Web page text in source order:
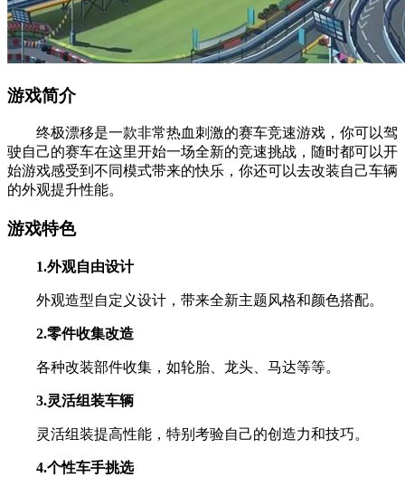
游戏简介
终极漂移是一款非常热血刺激的赛车竞速游戏，你可以驾
驶自己的赛车在这里开始一场全新的竞速挑战，随时都可以开
始游戏感受到不同模式带来的快乐，你还可以去改装自己车辆
的外观提升性能。
游戏特色
1.外观自由设计
外观造型自定义设计，带来全新主题风格和颜色搭配。
2.零件收集改造
各种改装部件收集，如轮胎、龙头、马达等等。
3.灵活组装车辆
灵活组装提高性能，特别考验自己的创造力和技巧。
4.个性车手挑选